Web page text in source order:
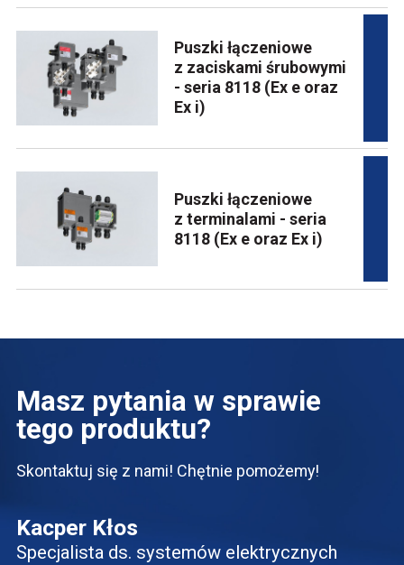
Puszki łączeniowe
z zaciskami śrubowymi
- seria 8118 (Ex e oraz
Ex i)
Puszki łączeniowe
z terminalami - seria
8118 (Ex e oraz Ex i)
Masz pytania w sprawie
tego produktu?
Skontaktuj się z nami! Chętnie pomożemy!
Kacper Kłos
Specjalista ds. systemów elektrycznych